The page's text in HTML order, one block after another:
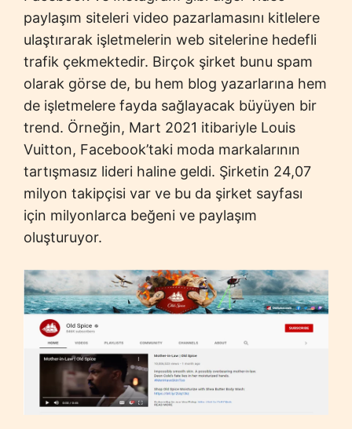
paylaşım siteleri video pazarlamasını kitlelere
ulaştırarak işletmelerin web sitelerine hedefli
trafik çekmektedir. Birçok şirket bunu spam
olarak görse de, bu hem blog yazarlarına hem
de işletmelere fayda sağlayacak büyüyen bir
trend. Örneğin, Mart 2021 itibariyle Louis
Vuitton, Facebook’taki moda markalarının
tartışmasız lideri haline geldi. Şirketin 24,07
milyon takipçisi var ve bu da şirket sayfası
için milyonlarca beğeni ve paylaşım
oluşturuyor.